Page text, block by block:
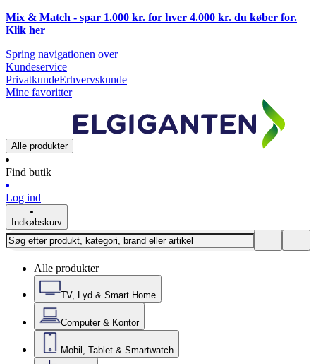
Mix & Match - spar 1.000 kr. for hver 4.000 kr. du køber for.
Klik her
Spring navigationen over
Kundeservice
PrivatkundeErhvervskunde
Mine favoritter
Alle produkter
Find butik
Log ind
Indkøbskurv
Alle produkter
TV, Lyd & Smart Home
Computer & Kontor
Mobil, Tablet & Smartwatch